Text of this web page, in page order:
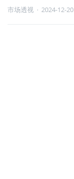
市场透视 · 2024-12-20